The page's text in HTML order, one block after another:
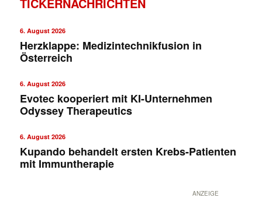
6. August 2026
Herzklappe: Medizintechnikfusion in
Österreich
6. August 2026
Evotec kooperiert mit KI-Unternehmen
Odyssey Therapeutics
6. August 2026
Kupando behandelt ersten Krebs-Patienten
mit Immuntherapie
ANZEIGE